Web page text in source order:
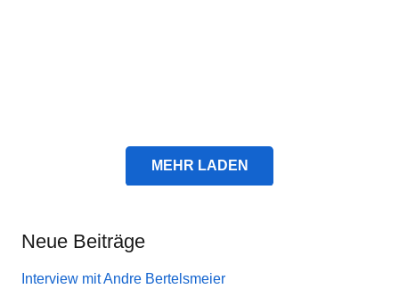
MEHR LADEN
Neue Beiträge
Interview mit Andre Bertelsmeier